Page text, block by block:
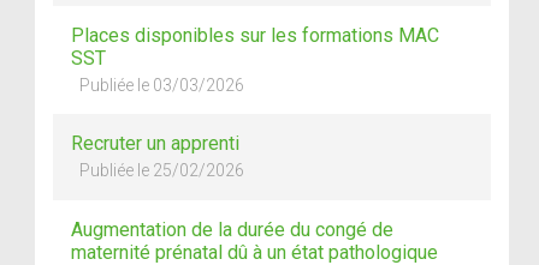
Places disponibles sur les formations MAC
SST
Publiée le 03/03/2026
Recruter un apprenti
Publiée le 25/02/2026
Augmentation de la durée du congé de
maternité prénatal dû à un état pathologique